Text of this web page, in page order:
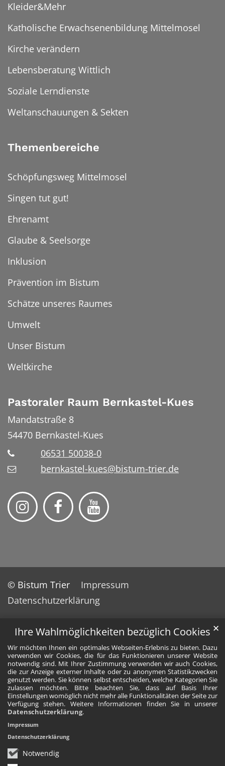
Ihre Wahlmöglichkeiten bezüglich Cookies
Wir möchten Ihnen ein optimales Webseiten-Erlebnis zu bieten. Dazu
verwenden wir Cookies, die für das Funktionieren unserer Website
notwendig sind. Mit Ihrer Zustimmung verwenden wir auch Cookies,
die zur Anzeige externer Inhalte oder zu anonymen Statistikzwecken
genutzt werden. Sie können selbst entscheiden, welche Kategorien Sie
zulassen möchten. Bitte beachten Sie, dass auf Basis Ihrer
Einstellungen womöglich nicht mehr alle Funktionalitäten der Seite zur
Verfügung stehen. Weitere Informationen finden Sie in unserer
Datenschutzerklärung.
Notwendig
✕
Impressum
Datenschutzerklärung
Kleider&Mehr
Katholische Erwachsenenbildung Mittelmosel
Kirche verändern
Lebensberatung Wittlich
Soziale Lerndienste
Weltanschauungen & Sekten
Themenbereiche
Schöpfungsweg Mittelmosel
Singen tut gut!
Ehrenamt
Glaube & Seelsorge
Inklusion
Prävention im Bistum
Schätze unseres Raumes
Umwelt
Unser Bistum
Weltkirche
Pastoraler Raum Bernkastel-Kues
Mandatstraße 8
54470 Bernkastel-Kues
06531 50038-0
bernkastel-kues@bistum-trier.de
© Bistum Trier
Impressum
Datenschutzerklärung